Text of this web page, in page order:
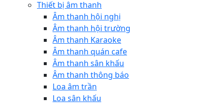
Thiết bị âm thanh
Âm thanh hội nghị
Âm thanh hội trường
Âm thanh Karaoke
Âm thanh quán cafe
Âm thanh sân khấu
Âm thanh thông báo
Loa âm trần
Loa sân khấu